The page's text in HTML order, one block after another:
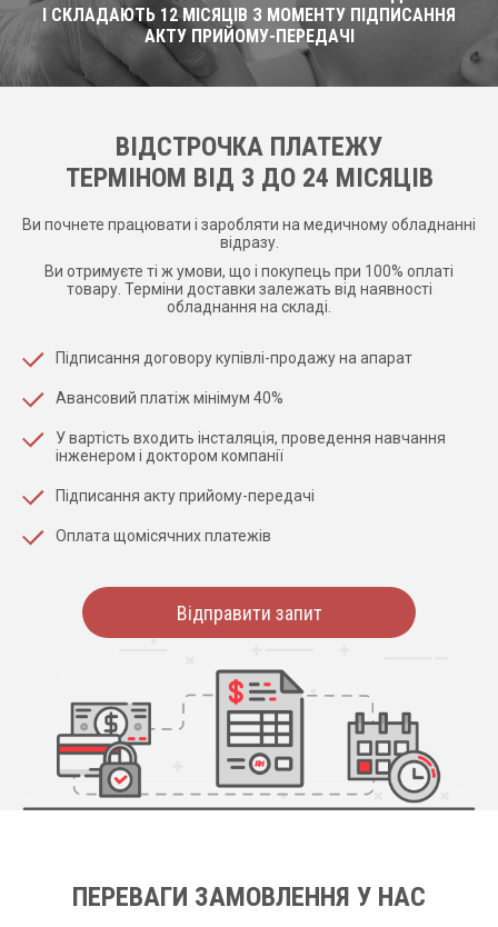
І СКЛАДАЮТЬ 12 МІСЯЦІВ З МОМЕНТУ ПІДПИСАННЯ
АКТУ ПРИЙОМУ-ПЕРЕДАЧІ
ВІДСТРОЧКА ПЛАТЕЖУ
ТЕРМІНОМ ВІД 3 ДО 24 МІСЯЦІВ
Ви почнете працювати і заробляти на медичному обладнанні
відразу.
Ви отримуєте ті ж умови, що і покупець при 100% оплаті
товару. Терміни доставки залежать від наявності
обладнання на складі.
Підписання договору купівлі-продажу на апарат
Авансовий платіж мінімум 40%
У вартість входить інсталяція, проведення навчання
інженером і доктором компанії
Підписання акту прийому-передачі
Оплата щомісячних платежів
Відправити запит
ПЕРЕВАГИ ЗАМОВЛЕННЯ У НАС